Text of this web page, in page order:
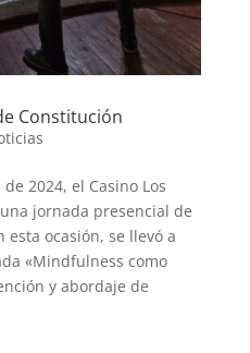
Constitución
2024, el Casino Los
jornada presencial de
ocasión, se llevó a
«Mindfulness como
y abordaje de